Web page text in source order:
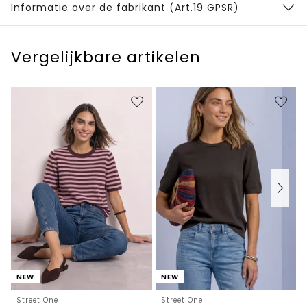
Informatie over de fabrikant (Art.19 GPSR)
Vergelijkbare artikelen
NEW
Street One
NEW
Street One